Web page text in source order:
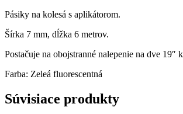
Pásiky na kolesá s aplikátorom.
Šírka 7 mm, dĺžka 6 metrov.
Postačuje na obojstranné nalepenie na dve 19″
Farba: Zeleá fluorescentná
Súvisiace produkty